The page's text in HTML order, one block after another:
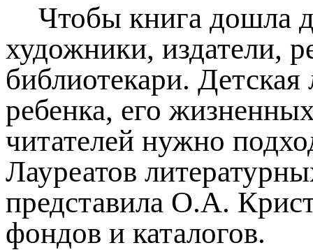
Чтобы книга дошла
художники, издатели,
библиотекари.
ребенка, его
читателей нужно
Лауреатов
представила О.А.
фондов и каталогов.